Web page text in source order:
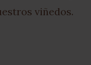
viñedos.